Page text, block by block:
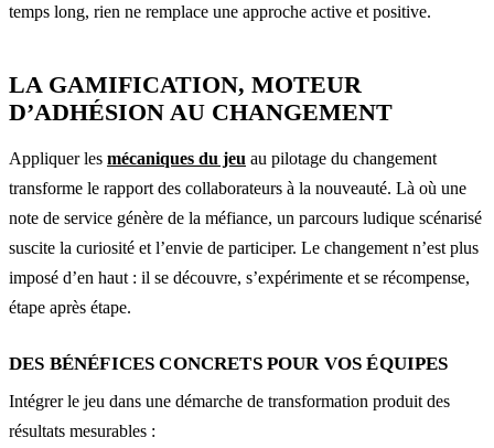
temps long, rien ne remplace une approche active et positive.
LA GAMIFICATION, MOTEUR
D’ADHÉSION AU CHANGEMENT
Appliquer les mécaniques du jeu au pilotage du changement
transforme le rapport des collaborateurs à la nouveauté. Là où une
note de service génère de la méfiance, un parcours ludique scénarisé
suscite la curiosité et l’envie de participer. Le changement n’est plus
imposé d’en haut : il se découvre, s’expérimente et se récompense,
étape après étape.
DES BÉNÉFICES CONCRETS POUR VOS ÉQUIPES
Intégrer le jeu dans une démarche de transformation produit des
résultats mesurables :